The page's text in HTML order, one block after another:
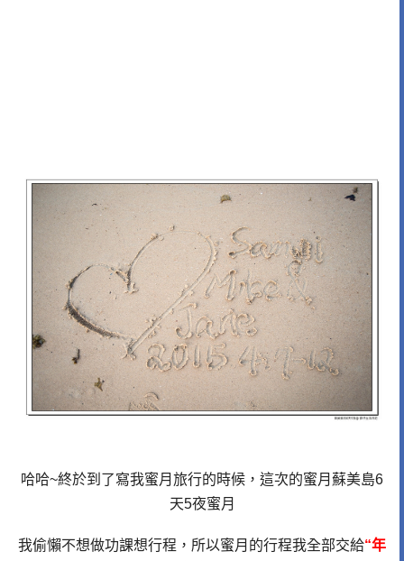
哈哈~終於到了寫我蜜月旅行的時候，這次的蜜月蘇美島6
天5夜蜜月
我偷懶不想做功課想行程，所以蜜月的行程我全部交給“年